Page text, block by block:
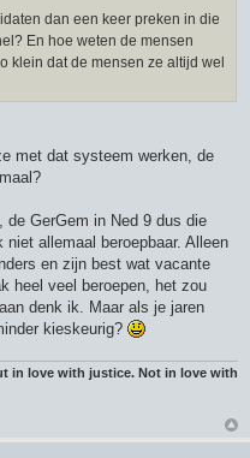
dan een keer preken in die
En hoe weten de mensen
klein dat de mensen ze altijd wel
met dat systeem werken, de
de GerGem in Ned 9 dus die
allemaal beroepbaar. Alleen
en zijn best wat vacante
heel veel beroepen, het zou
denk ik. Maar als je jaren
kieskeurig?
in love with justice. Not in love with